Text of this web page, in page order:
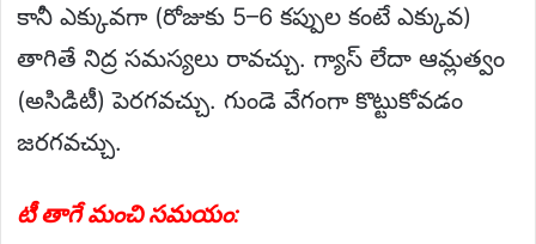
కానీ ఎక్కువగా (రోజుకు 5–6 కప్పుల కంటే ఎక్కువ)
తాగితే నిద్ర సమస్యలు రావచ్చు. గ్యాస్ లేదా ఆమ్లత్వం
(అసిడిటీ) పెరగవచ్చు. గుండె వేగంగా కొట్టుకోవడం
జరగవచ్చు.
టీ తాగే మంచి సమయం: